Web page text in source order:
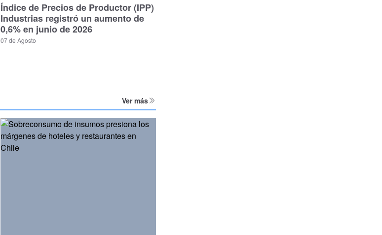
Índice de Precios de Productor (IPP)
Industrias registró un aumento de
0,6% en junio de 2026
07 de Agosto
Ver más